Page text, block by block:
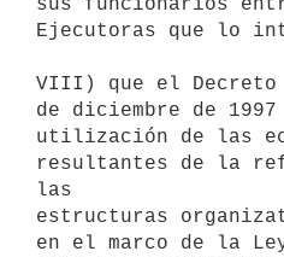
Ejecutoras que lo
VIII) que el Decreto
de diciembre de
utilización de las
resultantes de la
las
estructuras
en el marco de la